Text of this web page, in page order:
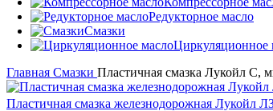
Редукторное масло
Смазки
Циркуляционное
Главная Смазки Пластичная смазка Лукойл С,
Пластичная смазка железнодорожная Лукойл